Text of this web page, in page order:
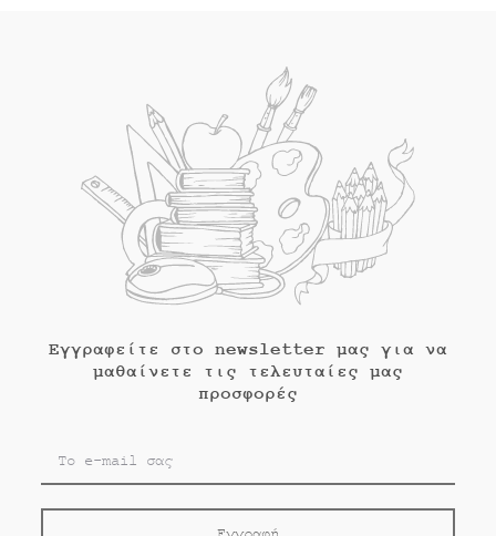
Εγγραφείτε στο newsletter μας για να
μαθαίνετε τις τελευταίες μας
προσφορές